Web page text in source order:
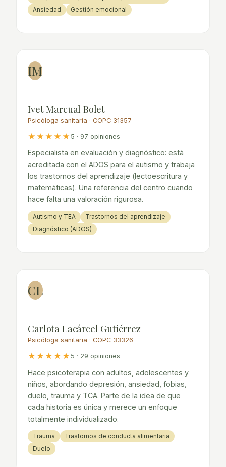
Ansiedad
Gestión emocional
IM
Ivet Marcual Bolet
Psicóloga sanitaria · COPC 31357
★★★★★ 5 · 97 opiniones
Especialista en evaluación y diagnóstico: está
acreditada con el ADOS para el autismo y trabaja
los trastornos del aprendizaje (lectoescritura y
matemáticas). Una referencia del centro cuando
hace falta una valoración rigurosa.
Autismo y TEA
Trastornos del aprendizaje
Diagnóstico (ADOS)
CL
Carlota Lacárcel Gutiérrez
Psicóloga sanitaria · COPC 33326
★★★★★ 5 · 29 opiniones
Hace psicoterapia con adultos, adolescentes y
niños, abordando depresión, ansiedad, fobias,
duelo, trauma y TCA. Parte de la idea de que
cada historia es única y merece un enfoque
totalmente individualizado.
Trauma
Trastornos de conducta alimentaria
Duelo